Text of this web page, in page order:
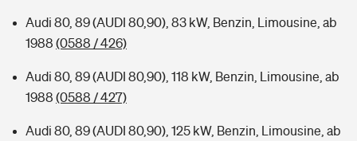
Audi 80, 89 (AUDI 80,90), 83 kW, Benzin, Limousine, ab
1988 (0588 / 426)
Audi 80, 89 (AUDI 80,90), 118 kW, Benzin, Limousine, ab
1988 (0588 / 427)
Audi 80, 89 (AUDI 80,90), 125 kW, Benzin, Limousine, ab